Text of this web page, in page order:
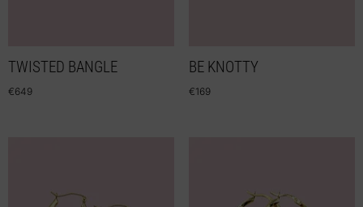
TWISTED BANGLE
€649
BE KNOTTY
€169